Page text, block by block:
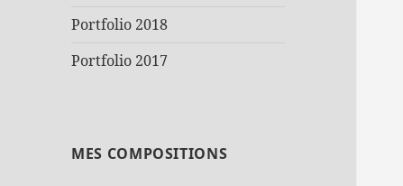
Portfolio 2018
Portfolio 2017
MES COMPOSITIONS